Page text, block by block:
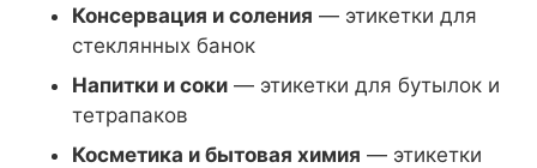
Консервация и соления — этикетки для
стеклянных банок
Напитки и соки — этикетки для бутылок и
тетрапаков
Косметика и бытовая химия — этикетки